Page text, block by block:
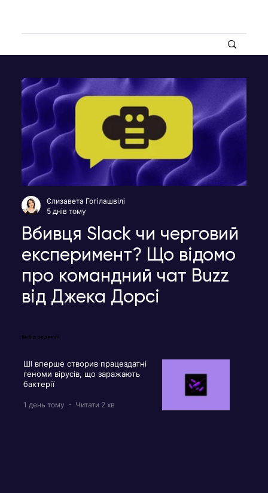
Вбивця Slack чи черговий
експеримент? Що відомо
про командний чат Buzz
від Джека Дорсі
Єлизавета Гогілашвілі
5 днів тому
Вибір редакції
ШІ вперше створив працездатні
геноми вірусів, що заражають
бактерії
1 день тому Читати 2 хв